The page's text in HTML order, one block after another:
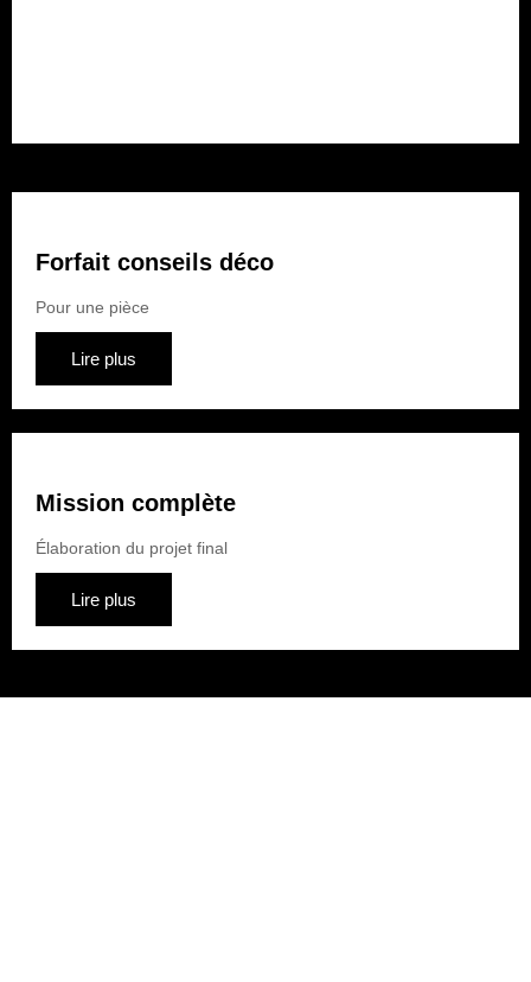
Forfait conseils déco
Pour une pièce
Lire plus
Mission complète
Élaboration du projet final
Lire plus